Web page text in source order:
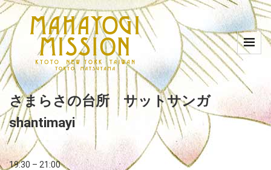
さまらさの台所 サットサンガ
shantimayi
19:30 – 21:00